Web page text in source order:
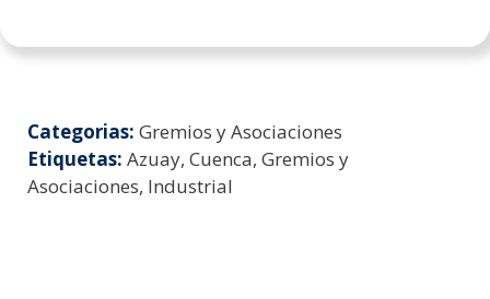
Categorias: Gremios y Asociaciones
Etiquetas: Azuay, Cuenca, Gremios y
Asociaciones, Industrial